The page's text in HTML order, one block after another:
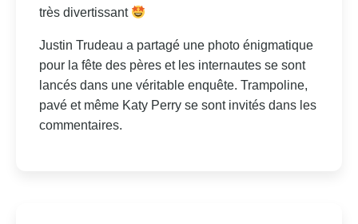
très divertissant
Justin Trudeau a partagé une photo énigmatique
pour la fête des pères et les internautes se sont
lancés dans une véritable enquête. Trampoline,
pavé et même Katy Perry se sont invités dans les
commentaires.